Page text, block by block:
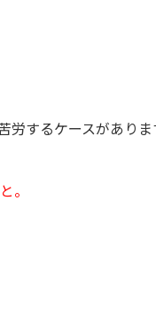
するケースがありま
。